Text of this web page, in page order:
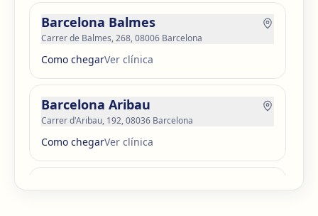
Barcelona Balmes
Carrer de Balmes, 268, 08006 Barcelona
Como chegarVer clínica
Barcelona Aribau
Carrer d'Aribau, 192, 08036 Barcelona
Como chegarVer clínica
Barcelona Guinardó